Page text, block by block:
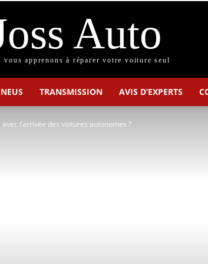
Auto
vous apprenons à réparer votre voiture seul
TRANSMISSION AVIS D’EXPERTS
l’arrivée des voitures autonomes ?